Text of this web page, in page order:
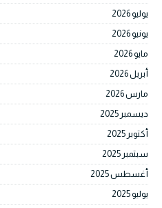
يوليو 2026
يونيو 2026
مايو 2026
أبريل 2026
مارس 2026
ديسمبر 2025
أكتوبر 2025
سبتمبر 2025
أغسطس 2025
يوليو 2025